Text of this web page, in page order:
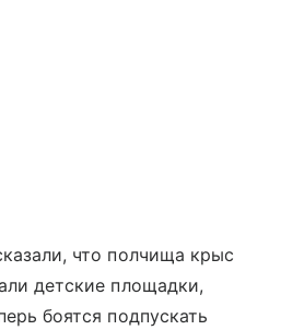
что полчища крыс
детские площадки,
боятся подпускать